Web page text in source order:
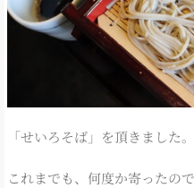
「せいろそば」を頂きました。
これまでも、何度か寄ったので